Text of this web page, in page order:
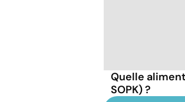
Quelle
SOPK) ?